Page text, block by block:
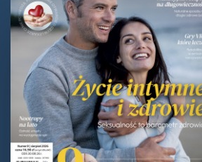
nowotworów!